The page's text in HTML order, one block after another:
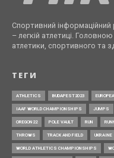
Спортивний
– легкій атлетиці.
атлетики, спортивного та
ТЕГИ
ATHLETICS BUDAPEST2023
IAAF WORLD CHAMPIONSHIPS JUMPS
OREGON22 POLE VAULT RUN
THROWS TRACK AND FIELD UKRAINE
WORLD ATHLETICS CHAMPIONSHIPS